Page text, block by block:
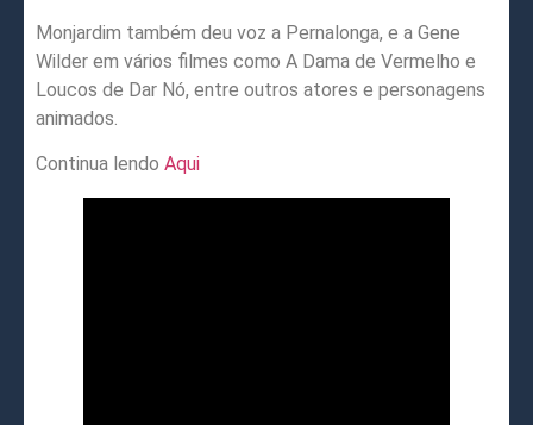
Monjardim também deu voz a Pernalonga, e a Gene
Wilder em vários filmes como A Dama de Vermelho e
Loucos de Dar Nó, entre outros atores e personagens
animados.
Continua lendo Aqui